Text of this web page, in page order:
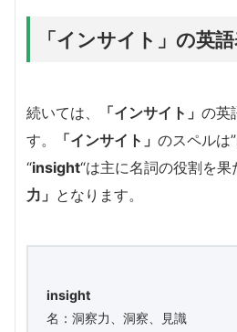
「インサイト」の英
続いては、 「インサイト」 の英
す。
「インサイト」 のスペルは”
“insight“は主に名詞の役割を果
力」 となります。
insight
名：洞察力、洞察、見識